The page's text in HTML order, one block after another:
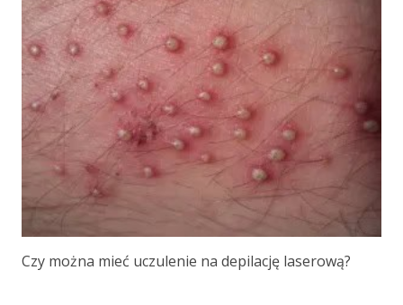
Czy można mieć uczulenie na depilację laserową?